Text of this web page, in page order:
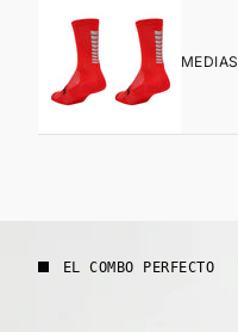
MEDIAS
EL COMBO PERFECTO